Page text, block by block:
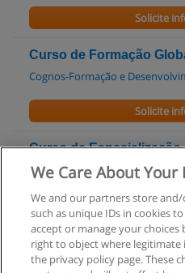
Solicite
Curso de Formação
Cognos-Formação e
Solicite
Curso de
Empresarial
Cognos-Formação e
Solicite
We Care About Your
We and our partners store
such as unique IDs in cookies
accept or manage your
right to object where legitimate
the privacy policy page. These